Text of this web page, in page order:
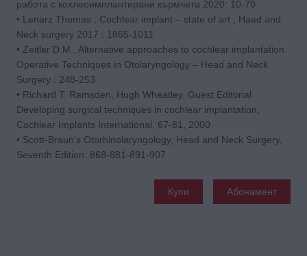
работа с кохлеоимплантирани кърмчета 2020: 10-70
• Lenarz Thomas , Cochlear implant – state of art , Haed and
Neck surgery 2017 : 1865-1011
• Zeitler D.M., Alternative approaches to cochlear implantation.
Operative Techniques in Otolaryngology – Head and Neck
Surgery : 248-253
• Richard T. Ramsden, Hugh Wheatley, Guest Editorial
Developing surgical techniques in cochlear implantation,
Cochlear Implants International, 67-81, 2000
• Scott-Braun’s Otorhinolaryngology, Head and Neck Surgery,
Seventh Edition: 868-881-891-907
Купи Абонамент